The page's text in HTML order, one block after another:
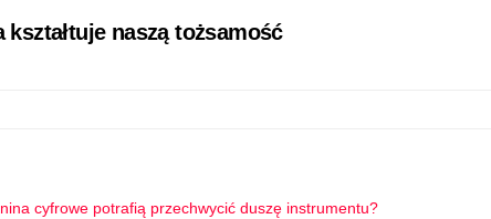
naszą tożsamość
cyfrowe potrafią przechwycić duszę instrumentu?